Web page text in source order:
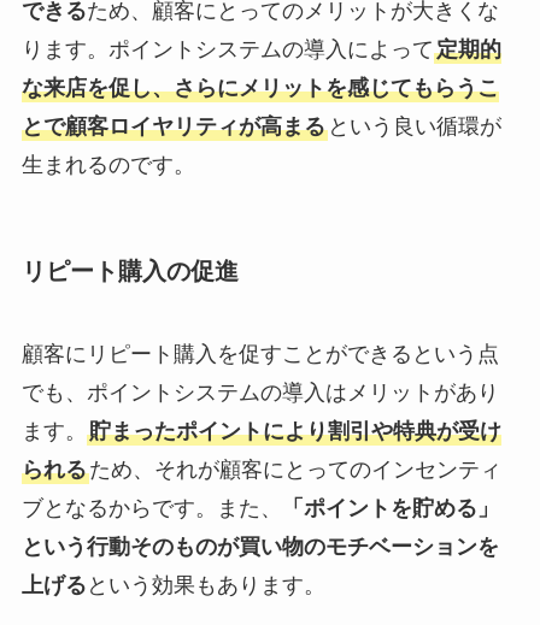
できるため、顧客にとってのメリットが大きくな
ります。ポイントシステムの導入によって定期的
な来店を促し、さらにメリットを感じてもらうこ
とで顧客ロイヤリティが高まるという良い循環が
生まれるのです。
リピート購入の促進
顧客にリピート購入を促すことができるという点
でも、ポイントシステムの導入はメリットがあり
ます。 貯まったポイントにより割引や特典が受け
られるため、それが顧客にとってのインセンティ
ブとなるからです。また、
「ポイントを貯める」
という行動そのものが買い物のモチベーションを
上げる という効果もあります。